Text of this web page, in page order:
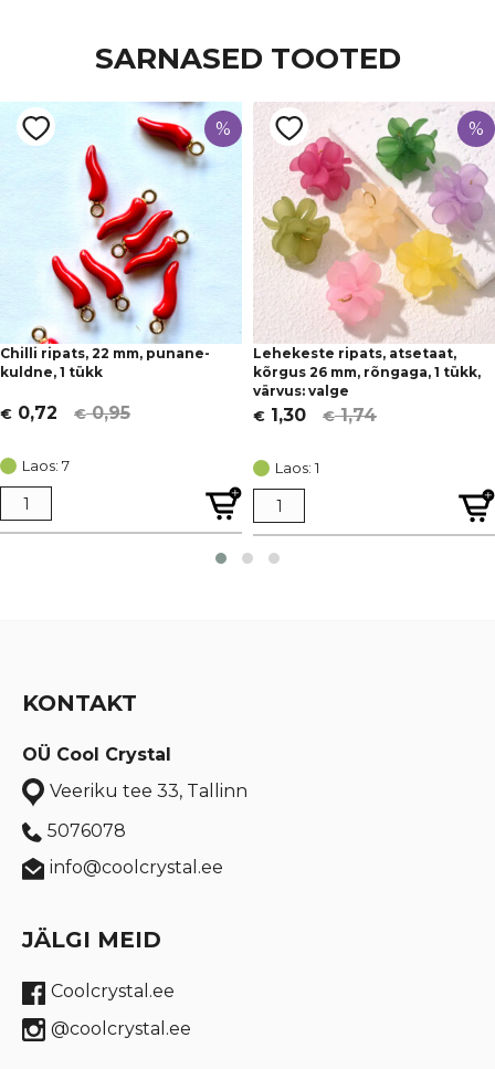
SARNASED TOOTED
%
Chilli ripats, 22 mm, punane-
kuldne, 1 tükk
€0,95
Algne
oli:
€ 0,95.
€ 0,72
Current
is:
€ 0,72.
Laos: 7
%
Lehekeste ripats, atsetaat,
kõrgus 26 mm, rõngaga, 1 tükk,
värvus: valge
€1,74
Algne
oli:
€ 1,74.
€ 1,30
Current
is:
€ 1,30.
Laos: 1
KONTAKT
OÜ Cool Crystal
Veeriku tee 33, Tallinn
5076078
info@coolcrystal.ee
JÄLGI MEID
Coolcrystal.ee
@coolcrystal.ee